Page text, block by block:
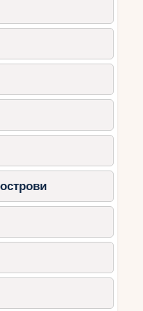
та пропонують
вашій
відпусткою
на все життя. Але
– це час,
близькими. Тому
як можна зробити
та цікавим